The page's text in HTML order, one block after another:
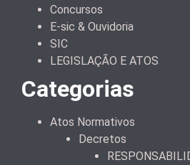
Concursos
E-sic & Ouvidoria
SIC
LEGISLAÇÃO E ATOS
Categorias
Atos Normativos
Decretos